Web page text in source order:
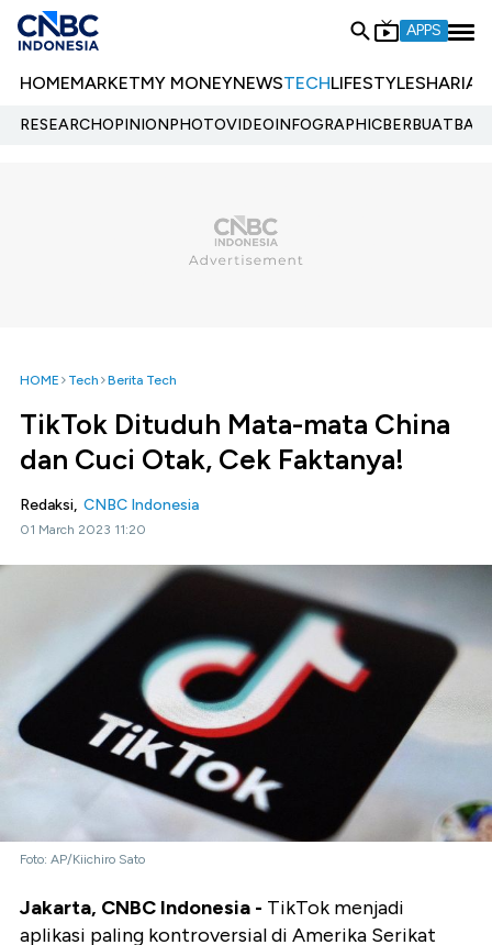
APPS
HOMEMARKETMY MONEYNEWSTECHLIFESTYLESHARIA
RESEARCHOPINIONPHOTOVIDEOINFOGRAPHIC
HOME Tech Berita Tech
TikTok Dituduh Mata-mata China
dan Cuci Otak, Cek Faktanya!
Redaksi, CNBC Indonesia
01 March 2023 11:20
Foto: AP/Kiichiro Sato
Jakarta, CNBC Indonesia - TikTok menjadi
aplikasi paling kontroversial di Amerika Serikat